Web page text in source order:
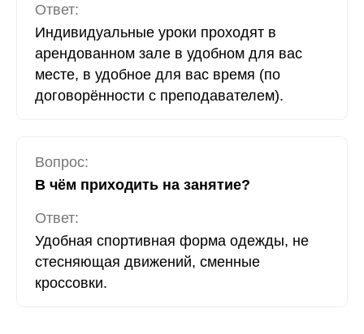
Ответ:
Индивидуальные уроки проходят в
арендованном зале в удобном для вас
месте, в удобное для вас время (по
договорённости с преподавателем).
Вопрос:
В чём приходить на занятие?
Ответ:
Удобная спортивная форма одежды, не
стесняющая движений, сменные
кроссовки.